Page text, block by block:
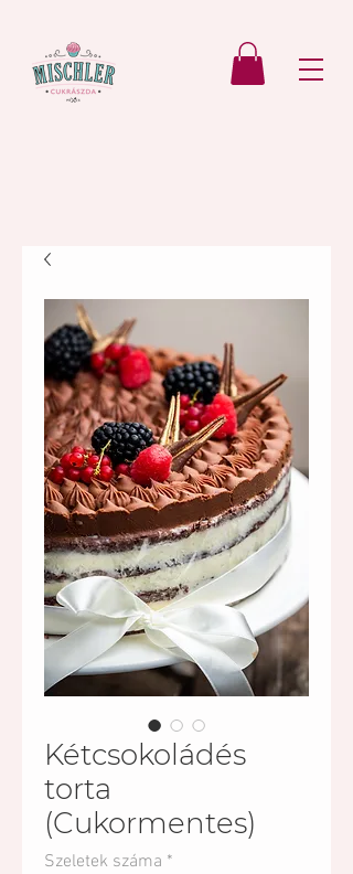
Kétcsokoládés
torta
(Cukormentes)
Szeletek száma *